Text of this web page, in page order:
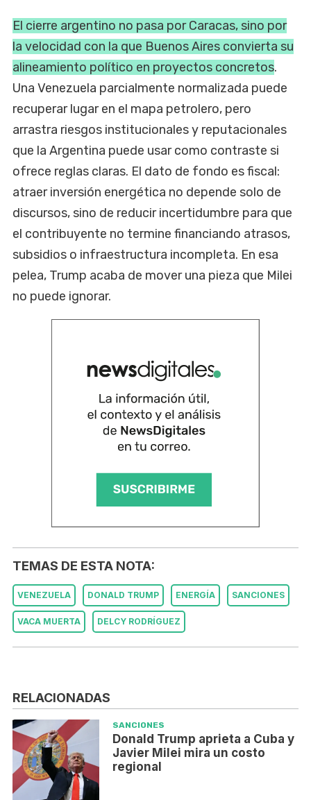
El cierre argentino no pasa por Caracas, sino por
la velocidad con la que Buenos Aires convierta su
alineamiento político en proyectos concretos.
Una Venezuela parcialmente normalizada puede
recuperar lugar en el mapa petrolero, pero
arrastra riesgos institucionales y reputacionales
que la Argentina puede usar como contraste si
ofrece reglas claras. El dato de fondo es fiscal:
atraer inversión energética no depende solo de
discursos, sino de reducir incertidumbre para que
el contribuyente no termine financiando atrasos,
subsidios o infraestructura incompleta. En esa
pelea, Trump acaba de mover una pieza que Milei
no puede ignorar.
TEMAS DE ESTA NOTA:
VENEZUELA DONALD TRUMP ENERGÍA SANCIONES
VACA MUERTA DELCY RODRÍGUEZ
RELACIONADAS
SANCIONES
Donald Trump aprieta a Cuba y
Javier Milei mira un costo
regional